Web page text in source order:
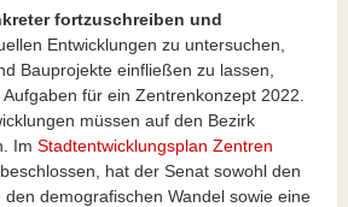
fortzuschreiben und
Entwicklungen zu untersuchen,
Bauprojekte einfließen zu lassen,
für ein Zentrenkonzept 2022.
müssen auf den Bezirk
Im Stadtentwicklungsplan Zentren
hat der Senat sowohl den
den demografischen Wandel sowie eine